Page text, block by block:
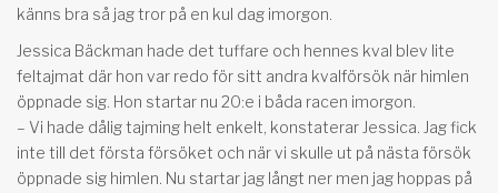
känns bra så jag tror på en kul dag imorgon.
Jessica Bäckman hade det tuffare och hennes kval blev lite
feltajmat där hon var redo för sitt andra kvalförsök när himlen
öppnade sig. Hon startar nu 20:e i båda racen imorgon.
– Vi hade dålig tajming helt enkelt, konstaterar Jessica. Jag fick
inte till det första försöket och när vi skulle ut på nästa försök
öppnade sig himlen. Nu startar jag långt ner men jag hoppas på